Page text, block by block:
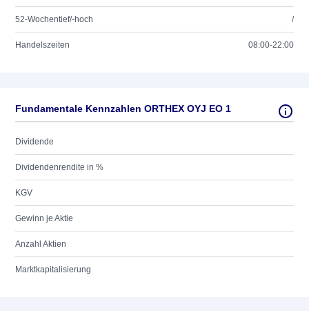
52-Wochentief/-hoch /
Handelszeiten 08:00-22:00
Fundamentale Kennzahlen ORTHEX OYJ EO 1
Dividende
Dividendenrendite in %
KGV
Gewinn je Aktie
Anzahl Aktien
Marktkapitalisierung